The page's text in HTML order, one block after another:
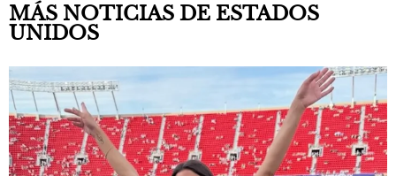
MÁS NOTICIAS DE ESTADOS
UNIDOS